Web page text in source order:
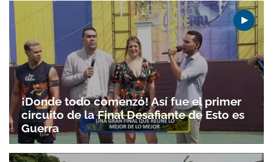
¡Donde todo comenzó! Así fue el primer
circuito de la Final Desafiante de Esto es
Guerra